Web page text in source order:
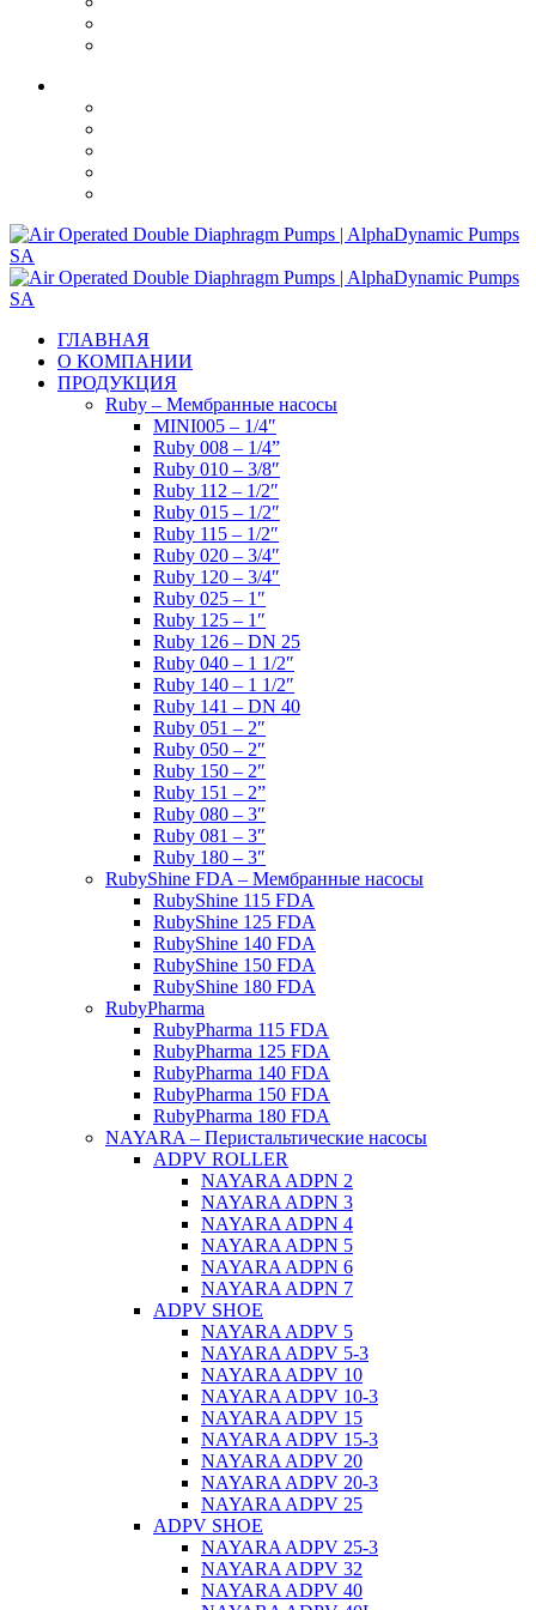
Facebook
YouTube
Linkedin
ГЛАВНАЯ
О КОМПАНИИ
ПРОДУКЦИЯ
Ruby – Мембранные насосы
MINI005 – 1/4″
Ruby 008 – 1/4”
Ruby 010 – 3/8″
Ruby 112 – 1/2″
Ruby 015 – 1/2″
Ruby 115 – 1/2″
Ruby 020 – 3/4″
Ruby 120 – 3/4″
Ruby 025 – 1″
Ruby 125 – 1″
Ruby 126 – DN 25
Ruby 040 – 1 1/2″
Ruby 140 – 1 1/2″
Ruby 141 – DN 40
Ruby 051 – 2″
Ruby 050 – 2″
Ruby 150 – 2″
Ruby 151 – 2”
Ruby 080 – 3″
Ruby 081 – 3″
Ruby 180 – 3″
RubyShine FDA – Мембранные насосы
RubyShine 115 FDA
RubyShine 125 FDA
RubyShine 140 FDA
RubyShine 150 FDA
RubyShine 180 FDA
RubyPharma
RubyPharma 115 FDA
RubyPharma 125 FDA
RubyPharma 140 FDA
RubyPharma 150 FDA
RubyPharma 180 FDA
NAYARA – Перистальтические насосы
ADPV ROLLER
NAYARA ADPN 2
NAYARA ADPN 3
NAYARA ADPN 4
NAYARA ADPN 5
NAYARA ADPN 6
NAYARA ADPN 7
ADPV SHOE
ΝAYARA ADPV 5
NAYARA ADPV 5-3
NAYARA ADPV 10
NAYARA ADPV 10-3
NAYARA ADPV 15
NAYARA ADPV 15-3
NAYARA ADPV 20
NAYARA ADPV 20-3
NAYARA ADPV 25
ADPV SHOE
NAYARA ADPV 25-3
NAYARA ADPV 32
NAYARA ADPV 40